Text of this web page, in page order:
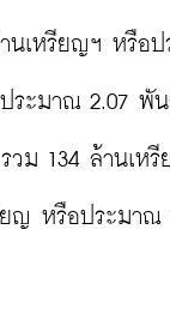
านเหรียญฯ หรื
ระมาณ 2.07 พั
วม 134 ล้านเ
ญ หรือประมา